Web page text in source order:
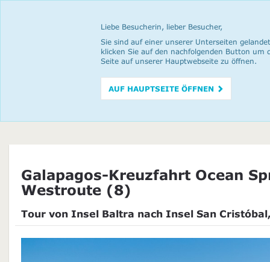
Liebe Besucherin, lieber Besucher,
Sie sind auf einer unserer Unterseiten
klicken Sie auf den nachfolgenden Button um
Seite auf unserer Hauptwebseite zu öffnen.
AUF HAUPTSEITE ÖFFNEN
Galapagos-Kreuzfahrt Ocean
Westroute (8)
Tour von Insel Baltra nach Insel San